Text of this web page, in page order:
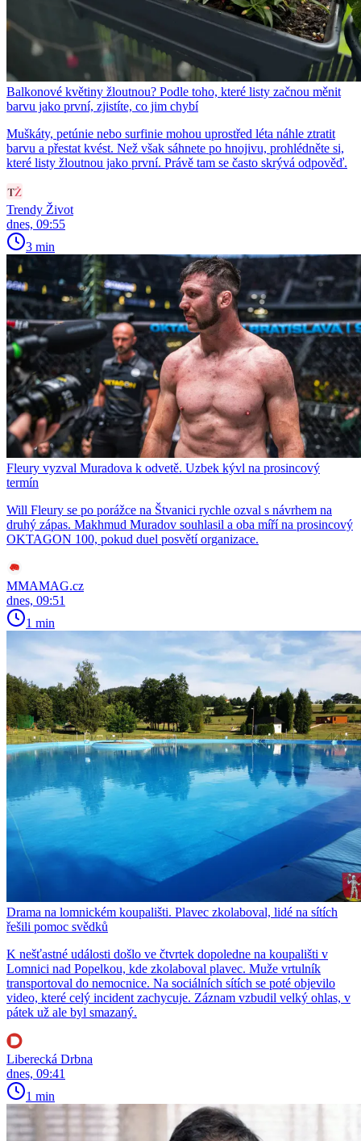
Balkonové květiny žloutnou? Podle toho, které listy začnou měnit
barvu jako první, zjistíte, co jim chybí
Muškáty, petúnie nebo surfinie mohou uprostřed léta náhle ztratit
barvu a přestat kvést. Než však sáhnete po hnojivu, prohlédněte si,
které listy žloutnou jako první. Právě tam se často skrývá odpověď.
Trendy Život
dnes, 09:55
3 min
Fleury vyzval Muradova k odvetě. Uzbek kývl na prosincový
termín
Will Fleury se po porážce na Štvanici rychle ozval s návrhem na
druhý zápas. Makhmud Muradov souhlasil a oba míří na prosincový
OKTAGON 100, pokud duel posvětí organizace.
MMAMAG.cz
dnes, 09:51
1 min
Drama na lomnickém koupališti. Plavec zkolaboval, lidé na sítích
řešili pomoc svědků
K nešťastné události došlo ve čtvrtek dopoledne na koupališti v
Lomnici nad Popelkou, kde zkolaboval plavec. Muže vrtulník
transportoval do nemocnice. Na sociálních sítích se poté objevilo
video, které celý incident zachycuje. Záznam vzbudil velký ohlas, v
pátek už ale byl smazaný.
Liberecká Drbna
dnes, 09:41
1 min